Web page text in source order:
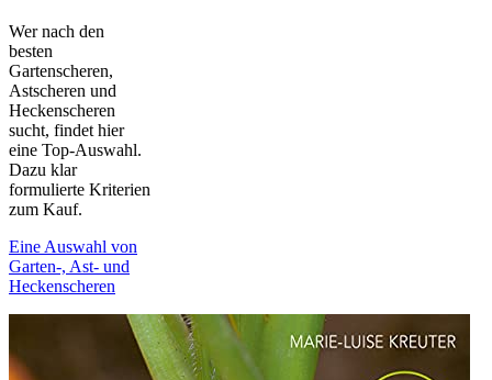
Wer nach den
besten
Gartenscheren,
Astscheren und
Heckenscheren
sucht, findet hier
eine Top-Auswahl.
Dazu klar
formulierte Kriterien
zum Kauf.
Eine Auswahl von
Garten-, Ast- und
Heckenscheren